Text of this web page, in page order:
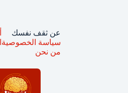
عن ثقف نفسك
سياسة الخصوصية
من نحن